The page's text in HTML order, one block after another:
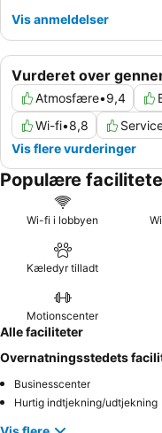
Vurderet over
Atmosfære•9,4
Wi-fi•8,8
Vis flere vurderinger
Vis anmeldelser
Populære
Wi-fi i lobbyen
Kæledyr tilladt
Motionscenter
Alle faciliteter
Overnatningsstedets
Businesscenter
Hurtig indtjekning/udtjekning